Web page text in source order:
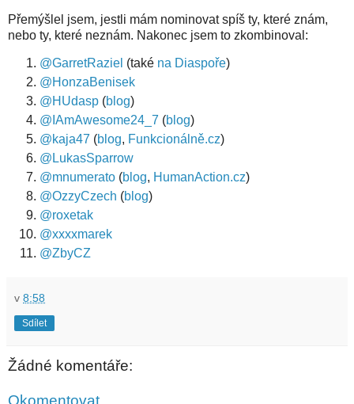
Přemýšlel jsem, jestli mám nominovat spíš ty, které znám,
nebo ty, které neznám. Nakonec jsem to zkombinoval:
@GarretRaziel (také na Diaspoře)
@HonzaBenisek
@HUdasp (blog)
@IAmAwesome24_7 (blog)
@kaja47 (blog, Funkcionálně.cz)
@LukasSparrow
@mnumerato (blog, HumanAction.cz)
@OzzyCzech (blog)
@roxetak
@xxxxmarek
@ZbyCZ
v 8:58
Sdílet
Žádné komentáře:
Okomentovat